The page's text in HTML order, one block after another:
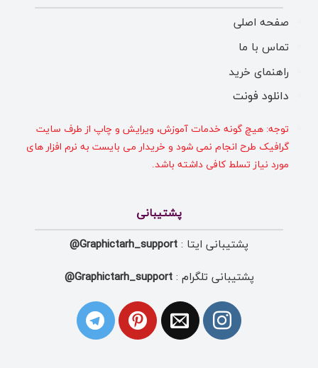
صفحه اصلی
تماس با ما
راهنمای خرید
دانلود فونت
توجه: هیچ گونه خدمات آموزش، ویرایش و چاپ از طرف سایت
گرافیک طرح انجام نمی شود و خریدار می بایست به نرم افزار های
مورد نیاز تسلط کافی داشته باشد.
پشتیبانی
پشتیبانی ایتا : Graphictarh_support@
پشتیبانی تلگرام :Graphictarh_support@